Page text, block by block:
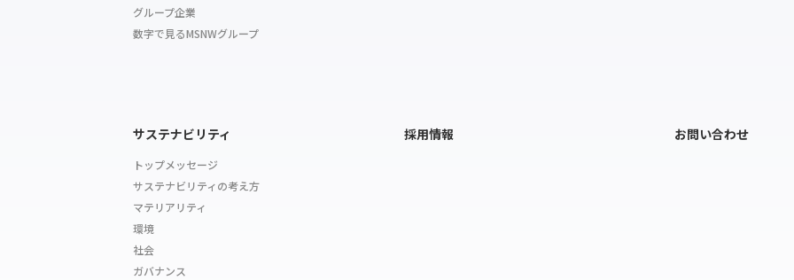
グループ企業
数字で見るMSNWグループ
サステナビリティ
トップメッセージ
サステナビリティの考え方
マテリアリティ
環境
社会
ガバナンス
採用情報 お問い合わせ